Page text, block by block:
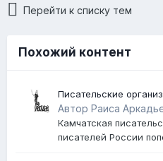
Перейти к списку тем
Похожий контент
Писательские
Автор Раиса
Камчатская
писателей России